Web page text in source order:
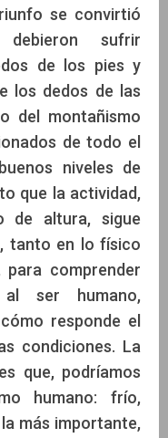
se convirtió
sufrir
de los pies y
los dedos de las
del montañismo
de todo el
niveles de
que la actividad,
de altura, sigue
tanto en lo físico
comprender
ser humano,
responde el
condiciones. La
que, podríamos
humano: frío,
más importante,